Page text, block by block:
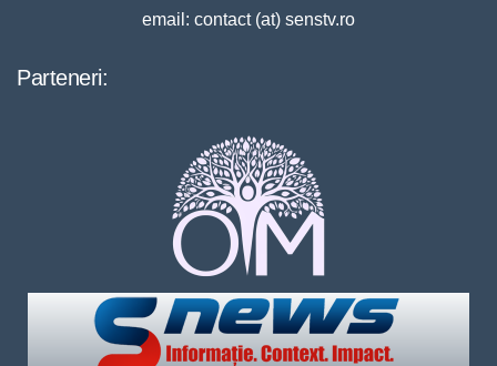
email: contact (at) senstv.ro
Parteneri: